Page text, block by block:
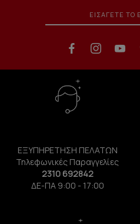
ΕΞΥΠΗΡΕΤΗΣΗ ΠΕΛΑΤΩΝ
Τηλεφωνικές Παραγγελίες
2310 692842
ΔΕ-ΠΑ 9:00 - 17:00